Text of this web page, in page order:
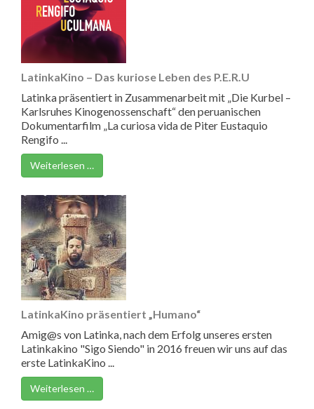
LatinkaKino – Das kuriose Leben des P.E.R.U
Latinka präsentiert in Zusammenarbeit mit „Die Kurbel –
Karlsruhes Kinogenossenschaft“ den peruanischen
Dokumentarfilm „La curiosa vida de Piter Eustaquio
Rengifo ...
Weiterlesen …
LatinkaKino präsentiert „Humano“
Amig@s von Latinka, nach dem Erfolg unseres ersten
Latinkakino "Sigo Siendo" in 2016 freuen wir uns auf das
erste LatinkaKino ...
Weiterlesen …